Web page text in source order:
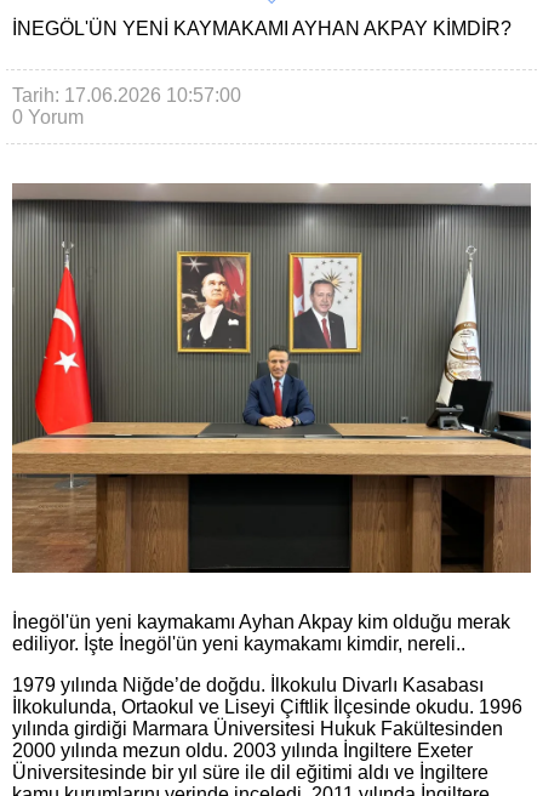
İNEGÖL'ÜN YENI KAYMAKAMI AYHAN AKPAY KIMDIR?
Tarih: 17.06.2026 10:57:00
0 Yorum
İnegöl'ün yeni kaymakamı Ayhan Akpay kim olduğu merak
ediliyor. İşte İnegöl'ün yeni kaymakamı kimdir, nereli..
1979 yılında Niğde’de doğdu. İlkokulu Divarlı Kasabası
İlkokulunda, Ortaokul ve Liseyi Çiftlik İlçesinde okudu. 1996
yılında girdiği Marmara Üniversitesi Hukuk Fakültesinden
2000 yılında mezun oldu. 2003 yılında İngiltere Exeter
Üniversitesinde bir yıl süre ile dil eğitimi aldı ve İngiltere